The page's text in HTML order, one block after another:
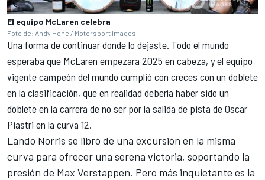
El equipo McLaren celebra
Foto de: Andy Hone / Motorsport Images
Una forma de continuar donde lo dejaste. Todo el mundo
esperaba que McLaren empezara 2025 en cabeza, y el equipo
vigente campeón del mundo cumplió con creces con un doblete
en la clasificación, que en realidad debería haber sido un
doblete en la carrera de no ser por la salida de pista deOscar
Piastri en la curva 12.
Lando Norris se libró de una excursión en la misma
curva para ofrecer una serena victoria, soportando la
presión de Max Verstappen. Pero más inquietante es la